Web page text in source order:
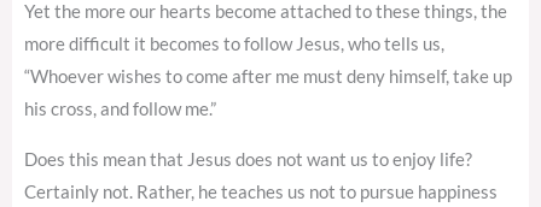
Yet the more our hearts become attached to these things, the
more difficult it becomes to follow Jesus, who tells us,
“Whoever wishes to come after me must deny himself, take up
his cross, and follow me.”
Does this mean that Jesus does not want us to enjoy life?
Certainly not. Rather, he teaches us not to pursue happiness